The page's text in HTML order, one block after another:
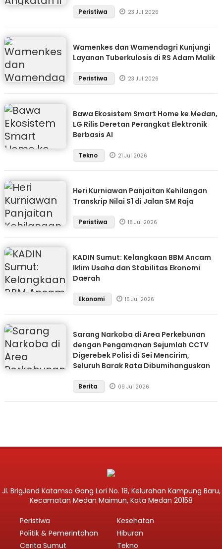
Peristiwa 23 Jul 2026
Wamenkes dan Wamendagri Kunjungi
Layanan Tuberkulosis di RS Adam Malik
Peristiwa 23 Jul 2026
Bawa Ekosistem Smart Home ke Medan,
LG Rilis Deretan Perangkat Elektronik
Berbasis AI
Tekno 21 Jul 2026
Heri Kurniawan Panjaitan Kehilangan
Transkrip Nilai S1 di Jalan SM Raja
Peristiwa 18 Jul 2026
KADIN Sumut: Kelangkaan BBM Ancam
Iklim Usaha dan Stabilitas Ekonomi
Daerah
Ekonomi 15 Jul 2026
Sarang Narkoba di Area Perkebunan
dengan Pengamanan Sejumlah CCTV
Digerebek Polisi di Sei Mencirim,
Seluruh Barak Rata Dibumihanguskan
Berita 09 Jul 2026
Jl. BrigJend Katamso Gang Lori No. 18, Kelurahan Kampung Baru,
Kecamatan Medan Maimun, Kota Medan 20158
Peristiwa
Politik & Pemerintahan
Cerita Sumut
Kesehatan
Hiburan
Tekno